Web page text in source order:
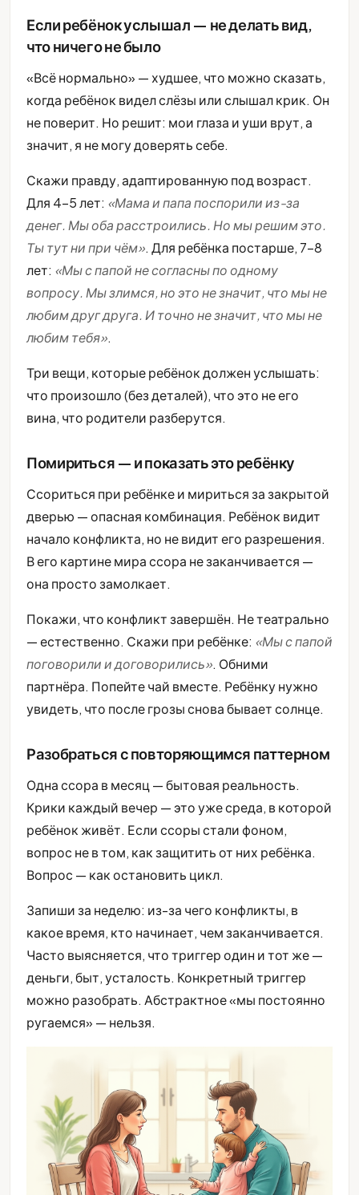
Если ребёнок услышал — не делать вид,
что ничего не было
«Всё нормально» — худшее, что можно сказать,
когда ребёнок видел слёзы или слышал крик. Он
не поверит. Но решит: мои глаза и уши врут, а
значит, я не могу доверять себе.
Скажи правду, адаптированную под возраст.
Для 4-5 лет: «Мама и папа поспорили из-за
денег. Мы оба расстроились. Но мы решим это.
Ты тут ни при чём». Для ребёнка постарше, 7-8
лет: «Мы с папой не согласны по одному
вопросу. Мы злимся, но это не значит, что мы не
любим друг друга. И точно не значит, что мы не
любим тебя».
Три вещи, которые ребёнок должен услышать:
что произошло (без деталей), что это не его
вина, что родители разберутся.
Помириться — и показать это ребёнку
Ссориться при ребёнке и мириться за закрытой
дверью — опасная комбинация. Ребёнок видит
начало конфликта, но не видит его разрешения.
В его картине мира ссора не заканчивается —
она просто замолкает.
Покажи, что конфликт завершён. Не театрально
— естественно. Скажи при ребёнке: «Мы с папой
поговорили и договорились». Обними
партнёра. Попейте чай вместе. Ребёнку нужно
увидеть, что после грозы снова бывает солнце.
Разобраться с повторяющимся паттерном
Одна ссора в месяц — бытовая реальность.
Крики каждый вечер — это уже среда, в которой
ребёнок живёт. Если ссоры стали фоном,
вопрос не в том, как защитить от них ребёнка.
Вопрос — как остановить цикл.
Запиши за неделю: из-за чего конфликты, в
какое время, кто начинает, чем заканчивается.
Часто выясняется, что триггер один и тот же —
деньги, быт, усталость. Конкретный триггер
можно разобрать. Абстрактное «мы постоянно
ругаемся» — нельзя.